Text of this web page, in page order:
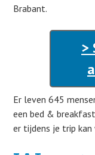
Brabant.
>
Er leven 645
een bed &
er tijdens je trip kan